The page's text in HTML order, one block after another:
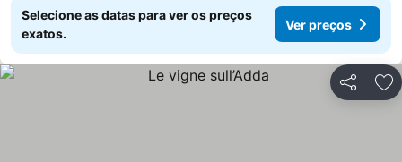
Selecione as datas para ver os preços
exatos.
Ver preços
Partilhar